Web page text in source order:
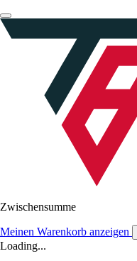
Zwischensumme
Meinen Warenkorb anzeigen
Loading...